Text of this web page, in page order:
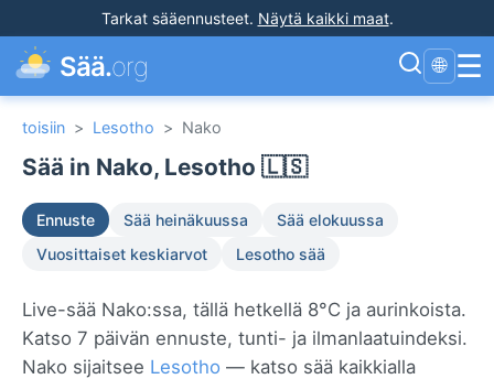
Tarkat sääennusteet. Näytä kaikki maat.
Sää.org 🌐 ☰
toisiin > Lesotho > Nako
Sää in Nako, Lesotho 🇱🇸
Ennuste Sää heinäkuussa
Sää elokuussa
Vuosittaiset keskiarvot
Lesotho sää
Live-sää Nako:ssa, tällä hetkellä 8°C ja aurinkoista.
Katso 7 päivän ennuste, tunti- ja ilmanlaatuindeksi.
Nako sijaitsee Lesotho — katso sää kaikkialla